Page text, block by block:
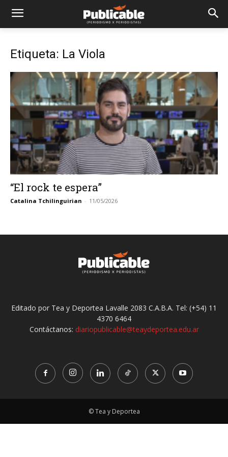
Etiqueta: La Viola
“El rock te espera”
Catalina Tchilinguirian - 11/05/2026
Editado por Tea y Deportea Lavalle 2083 C.A.B.A. Tel: (+54) 11
4370 6464
Contáctanos: diariopublicable@teaydeportea.edu.ar
© Tea y Deportea